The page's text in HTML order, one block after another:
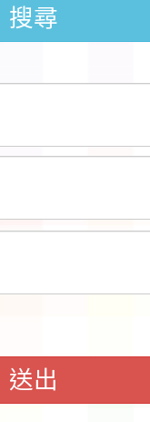
鐘點教
續甄選)
學年
份
度學生
觀特色
畫」
搜尋
送出